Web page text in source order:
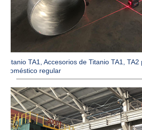
Titanio TA1, Accesorios de Titanio TA1,
doméstico regular